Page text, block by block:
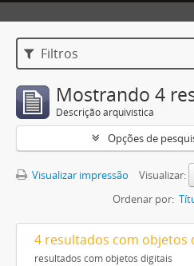
Filtros
Mostrando 4
Descrição arquivística
Opções de
Visualizar impressão
Visualizar:
Ordenar por:
4 resultados com objetos
resultados com objetos digitais